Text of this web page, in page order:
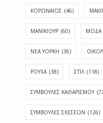
ΚΟΡΩΝΑΪΟΣ (46)
ΜΑΝΙΚΙΟΥΡ (60) ΜΟΔΑ
ΝΕΑ ΥΟΡΚΗ (36)
ΡΟΥΧΑ (38) ΣΤΙΛ (118)
ΣΥΜΒΟΥΛΕΣ ΚΑΘΑΡΙΣΜΟΥ
ΣΥΜΒΟΥΛΕΣ ΣΧΕΣΕΩΝ (126)